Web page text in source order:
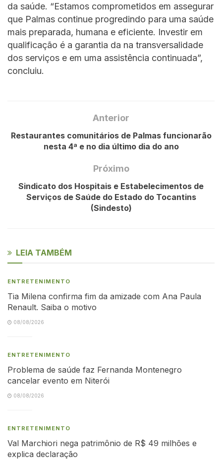
da saúde. “Estamos comprometidos em assegurar
que Palmas continue progredindo para uma saúde
mais preparada, humana e eficiente. Investir em
qualificação é a garantia da na transversalidade
dos serviços e em uma assistência continuada”,
concluiu.
Anterior
Restaurantes comunitários de Palmas funcionarão
nesta 4ª e no dia último dia do ano
Próximo
Sindicato dos Hospitais e Estabelecimentos de
Serviços de Saúde do Estado do Tocantins
(Sindesto)
LEIA TAMBÉM
ENTRETENIMENTO
Tia Milena confirma fim da amizade com Ana Paula
Renault. Saiba o motivo
08/08/2026
ENTRETENIMENTO
Problema de saúde faz Fernanda Montenegro
cancelar evento em Niterói
08/08/2026
ENTRETENIMENTO
Val Marchiori nega patrimônio de R$ 49 milhões e
explica declaração